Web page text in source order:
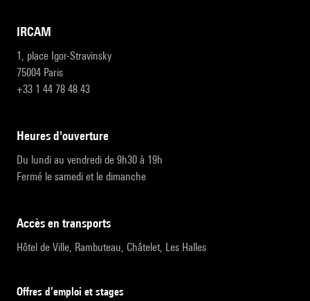
IRCAM
1, place Igor-Stravinsky
75004 Paris
+33 1 44 78 48 43
heures d'ouverture
Du lundi au vendredi de 9h30 à 19h
Fermé le samedi et le dimanche
accès en transports
Hôtel de Ville, Rambuteau, Châtelet, Les Halles
Offres d’emploi et stages